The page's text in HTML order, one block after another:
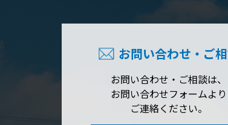
お問い合わせ・ご
お問い合わせ・ご相談は、
お問い合わせフォームより
ご連絡ください。